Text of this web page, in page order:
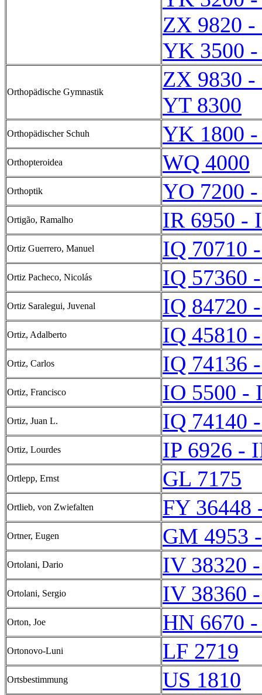
ZX 9820
YK 3500
Orthopädische Gymnastik
ZX 9830
YT 8300
Orthopädischer Schuh YK 1800
Orthopteroidea WQ 4000
Orthoptik YO 7200
Ortigão, Ramalho IR 6950 -
Ortiz Guerrero, Manuel IQ 70710
Ortiz Pacheco, Nicolás IQ 57360
Ortiz Saralegui, Juvenal IQ 84720
Ortiz, Adalberto IQ 45810
Ortiz, Carlos IQ 74136
Ortiz, Francisco IO 5500 -
Ortiz, Juan L. IQ 74140
Ortiz, Lourdes IP 6926 -
Ortlepp, Ernst GL 7175
Ortlieb, von Zwiefalten FY 36448
Ortner, Eugen GM 4953
Ortolani, Dario IV 38320
Ortolani, Sergio IV 38360
Orton, Joe HN 6670
Ortonovo-Luni LF 2719
Ortsbestimmung US 1810